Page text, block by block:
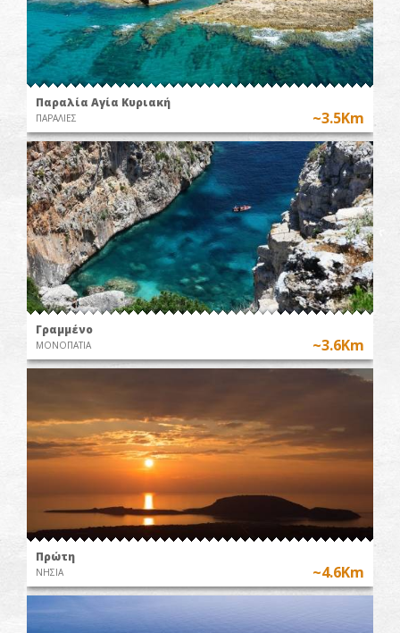
Παραλία Αγία Κυριακή
ΠΑΡΑΛΙΕΣ ~3.5Km
Γραμμένο
ΜΟΝΟΠΑΤΙΑ ~3.6Km
Πρώτη
ΝΗΣΙΑ ~4.6Km